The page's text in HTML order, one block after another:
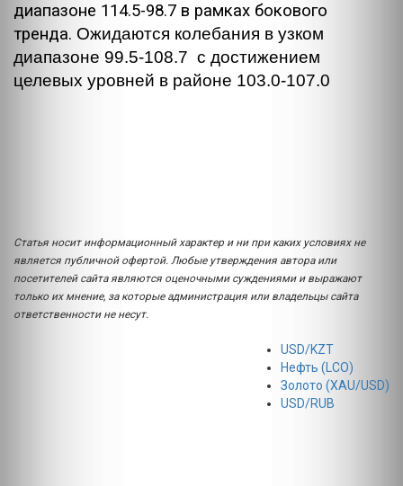
диапазоне 114.5-98.7 в рамках бокового
тренда. Ожидаются колебания в узком
диапазоне 99.5-108.7 с достижением
целевых уровней в районе 103.0-107.0
Статья носит информационный характер и ни при каких условиях не
является публичной офертой. Любые утверждения автора или
посетителей сайта являются оценочными суждениями и выражают
только их мнение, за которые администрация или владельцы сайта
ответственности не несут.
USD/KZT
Нефть (LCO)
Золото (XAU/USD)
USD/RUB